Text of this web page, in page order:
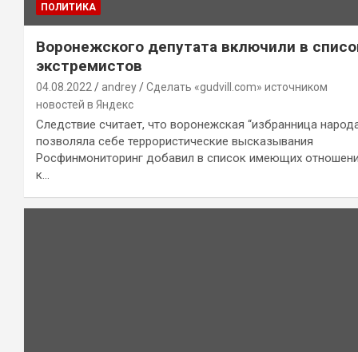
ПОЛИТИКА
Воронежского депутата включили в
экстремистов
04.08.2022 andrey
Сделать «gudvill.com» источником
новостей в Яндекс
Следствие считает, что воронежская “избранница
позволяла себе террористические высказывания
Росфинмониторинг добавил в список имеющих
к…